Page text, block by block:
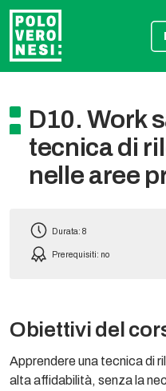
D10. Work
tecnica di
nelle aree
Durata: 8
Prerequisiti: no
Obiettivi del
Apprendere una tecnica di
alta affidabilità, senza la